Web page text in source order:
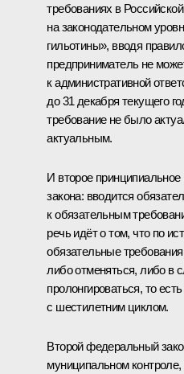
требованиях в
на законодательном
гильотины», вводя
предприниматель не
к административной
до 31 декабря текущего
требование не было
актуальным.
И второе
закона: вводится
к обязательным
речь идёт о том, что по
обязательные
либо отменяться, либо в
пролонгироваться, то
с шестилетним циклом.
Второй федеральный
муниципальном